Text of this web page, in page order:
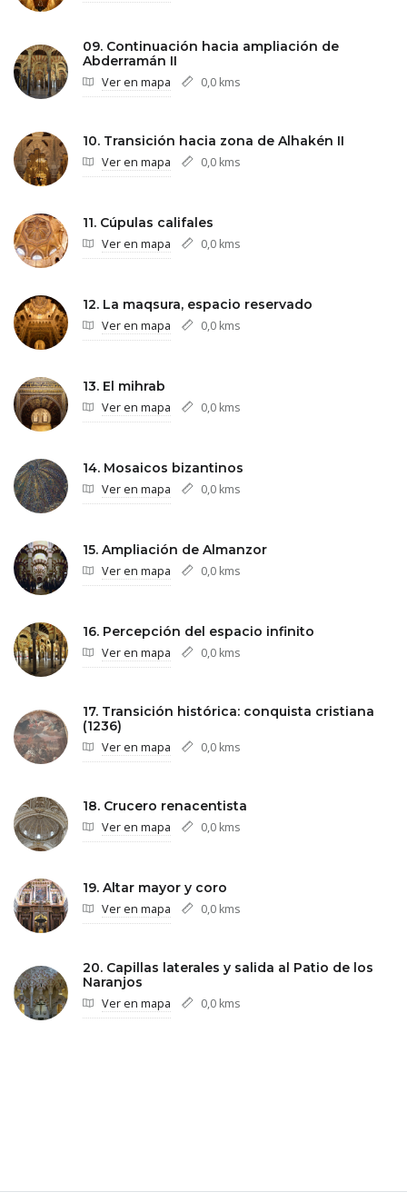
09. Continuación hacia ampliación de
Abderramán II
Ver en mapa 0,0 kms
10. Transición hacia zona de Alhakén II
Ver en mapa 0,0 kms
11. Cúpulas califales
Ver en mapa 0,0 kms
12. La maqsura, espacio reservado
Ver en mapa 0,0 kms
13. El mihrab
Ver en mapa 0,0 kms
14. Mosaicos bizantinos
Ver en mapa 0,0 kms
15. Ampliación de Almanzor
Ver en mapa 0,0 kms
16. Percepción del espacio infinito
Ver en mapa 0,0 kms
17. Transición histórica: conquista cristiana
(1236)
Ver en mapa 0,0 kms
18. Crucero renacentista
Ver en mapa 0,0 kms
19. Altar mayor y coro
Ver en mapa 0,0 kms
20. Capillas laterales y salida al Patio de los
Naranjos
Ver en mapa 0,0 kms